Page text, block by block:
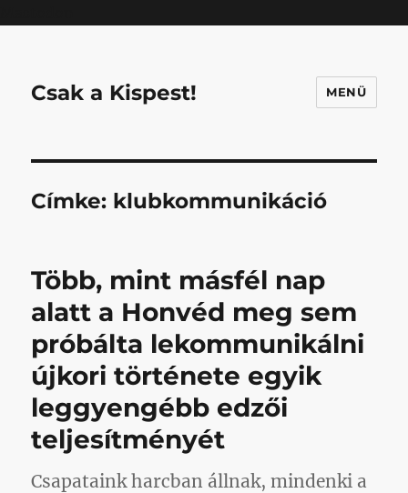
Csak a Kispest! MENÜ
Címke: klubkommunikáció
Több, mint másfél nap
alatt a Honvéd meg sem
próbálta lekommunikálni
újkori története egyik
leggyengébb edzői
teljesítményét
Csapataink harcban állnak, mindenki a